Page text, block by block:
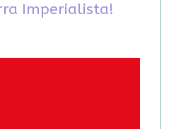
Imperialista!